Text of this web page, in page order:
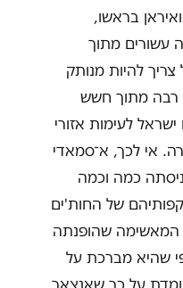
בראשו,
עשורים מתוך
להיות מנותק
רבה מתוך חשש
לעימות אזורי
אי לכך, א־סמאדי
כמה וכמה
של החות'ים
שהופנתה
שהיא מברכת על
על כך שאנצאר